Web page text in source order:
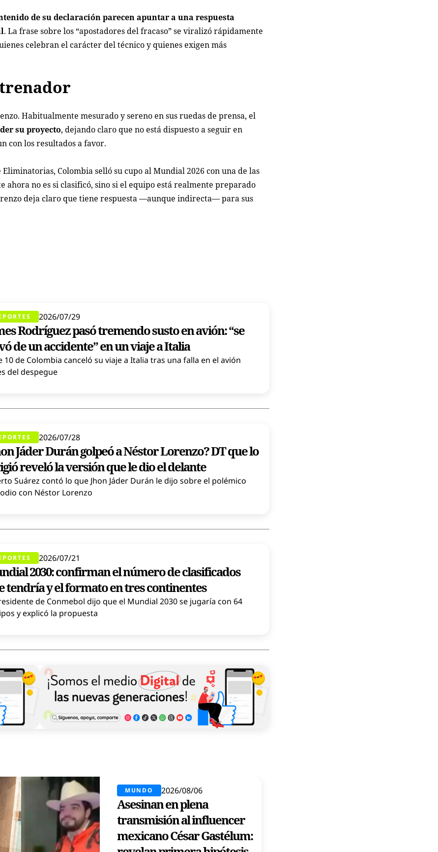
de su declaración parecen apuntar a una respuesta
. La frase sobre los “apostadores del fracaso” se viralizó rápidamente
celebran el carácter del técnico y quienes exigen más
Habitualmente mesurado y sereno en sus ruedas de prensa, el
su proyecto, dejando claro que no está dispuesto a seguir en
con los resultados a favor.
Colombia selló su cupo al Mundial 2026 con una de las
ahora no es si clasificó, sino si el equipo está realmente preparado
deja claro que tiene respuesta —aunque indirecta— para sus
2026/07/29
Rodríguez pasó tremendo susto en avión: “se
de un accidente” en un viaje a Italia
10 de Colombia canceló su viaje a Italia tras una falla en el avión
del despegue
2026/07/28
Jáder Durán golpeó a Néstor Lorenzo? DT que lo
reveló la versión que le dio el delante
Suárez contó lo que Jhon Jáder Durán le dijo sobre el polémico
con Néstor Lorenzo
2026/07/21
2030: confirman el número de clasificados
tendría y el formato en tres continentes
de Conmebol dijo que el Mundial 2030 se jugaría con 64
y explicó la propuesta
MUNDO 2026/08/06
Asesinan en plena
transmisión al influencer
mexicano César Gastélum: